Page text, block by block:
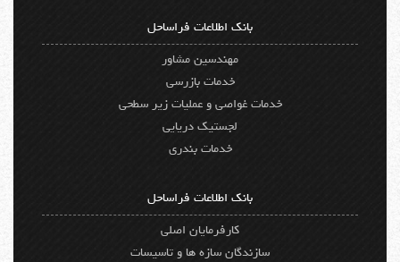
بانک اطلاعات فراساحل
مهندسین مشاور
خدمات بازرسی
خدمات غواصی و عملیات زیر سطحی
لجستیک دریایی
خدمات بندری
بانک اطلاعات فراساحل
کارفرمایان اصلی
سازندگان سازه ها و تاسیسات